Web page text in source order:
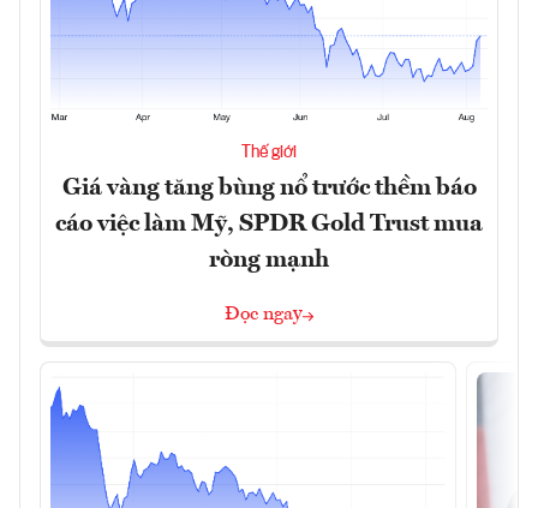
Thế giới
Giá vàng tăng bùng nổ trước thềm báo
cáo việc làm Mỹ, SPDR Gold Trust mua
ròng mạnh
Đọc ngay